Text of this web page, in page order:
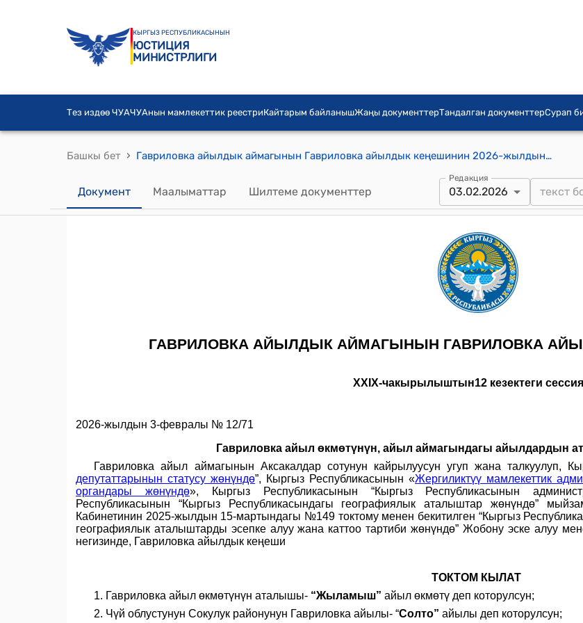
КЫРГЫЗ РЕСПУБЛИКАСЫНЫН
ЮСТИЦИЯ
МИНИСТРЛИГИ
Тез издөө ЧУАЧУАнын мамлекеттик реестриКайтарым байланышЖаңы документтерТандалган документтерСурап
Башкы бет › Гавриловка айылдык аймагынын Гавриловка айылдык кеңешинин 2026-жылдын 3-февралындагы № 12/71 "Гавриловка айыл өкмөтүнүн, айыл аймагындагы айылдардын аталышын өзгөртүү жөнүндө" токтому
Документ Маалыматтар Шилтеме документтер
Редакция
03.02.2026